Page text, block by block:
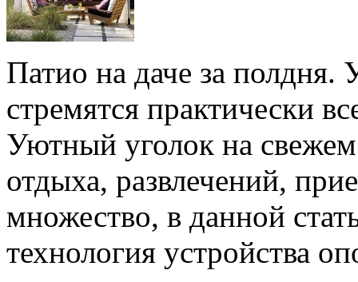
Патио на даче за полдня.
стремятся практически
Уютный уголок на
отдыха, развлечений,
множество, в данной
технология устройства